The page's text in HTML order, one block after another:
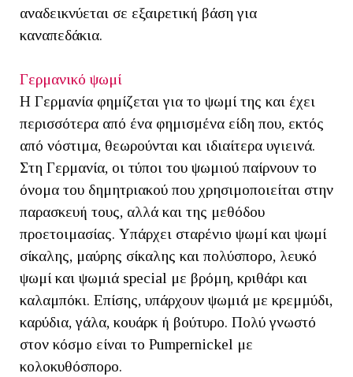
αναδεικνύεται σε εξαιρετική βάση για
καναπεδάκια.
Γερμανικό ψωμί
Η Γερμανία φημίζεται για το ψωμί της και έχει
περισσότερα από ένα φημισμένα είδη που, εκτός
από νόστιμα, θεωρούνται και ιδιαίτερα υγιεινά.
Στη Γερμανία, οι τύποι του ψωμιού παίρνουν το
όνομα του δημητριακού που χρησιμοποιείται στην
παρασκευή τους, αλλά και της μεθόδου
προετοιμασίας. Υπάρχει σταρένιο ψωμί και ψωμί
σίκαλης, μαύρης σίκαλης και πολύσπορο, λευκό
ψωμί και ψωμιά special με βρόμη, κριθάρι και
καλαμπόκι. Επίσης, υπάρχουν ψωμιά με κρεμμύδι,
καρύδια, γάλα, κουάρκ ή βούτυρο. Πολύ γνωστό
στον κόσμο είναι το Pumpernickel με
κολοκυθόσπορο.